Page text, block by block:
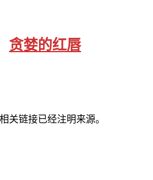
贪婪的红唇
关链接已经注明来源。